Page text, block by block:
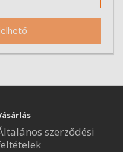
szerződési